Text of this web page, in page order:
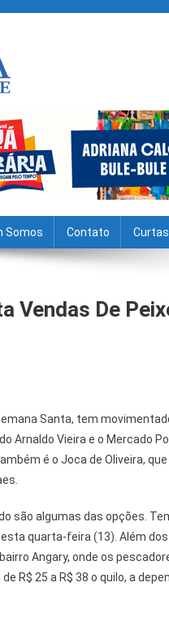
Somos Contato
Vendas De
Santa, tem
Arnaldo Vieira e o Mercado
é o Joca de Oliveira,
são algumas das opções.
quarta-feira (13). Além
Angary, onde os
R$ 25 a R$ 38 o quilo, a